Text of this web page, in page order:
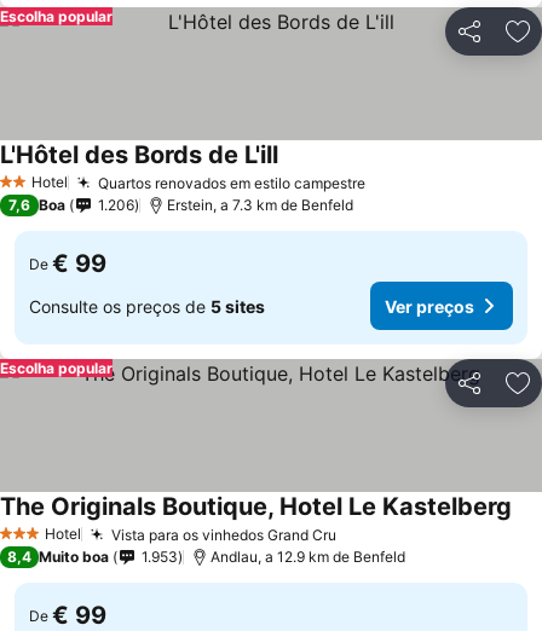
Partilhar
Escolha popular
2 Estrelas
Hotel Quartos renovados em estilo campestre
L'Hôtel des Bords de L'ill
7,6 Boa 1.206 Erstein, a 7.3 km de Benfeld
De € 99
Consulte os preços de 5 sites Ver preços
Partilhar
Escolha popular
3 EstrelasHotel Vista para os vinhedos Grand Cru
The Originals Boutique, Hotel Le Kastelberg
8,4 Muito boa 1.953 Andlau, a 12.9 km de Benfeld
De € 99